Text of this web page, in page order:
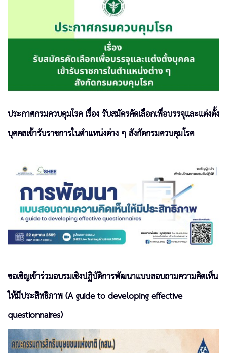
ประกาศกรมควบคุมโรค เรื่อง รับสมัครคัดเลือกเพื่อบรรจุและแต่งตั้ง
บุคคลเข้ารับราชการในตำแหน่งต่าง ๆ สังกัดกรมควบคุมโรค
ขอเชิญเข้าร่วมอบรมเชิงปฏิบัติการพัฒนาแบบสอบถามความคิดเห็น
ให้มีประสิทธิภาพ (A guide to developing effective
questionnaires)